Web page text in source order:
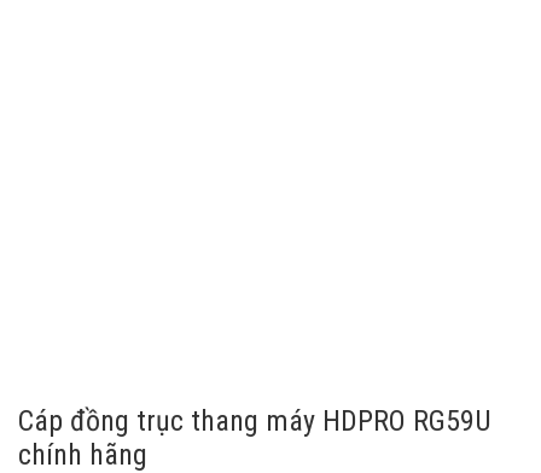
Cáp đồng trục thang máy HDPRO RG59U
chính hãng